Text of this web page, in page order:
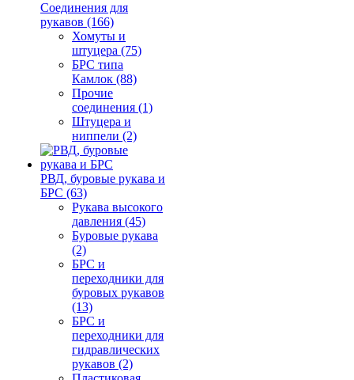
Соединения для
рукавов (166)
Хомуты и
штуцера (75)
БРС типа
Камлок (88)
Прочие
соединения (1)
Штуцера и
ниппели (2)
РВД, буровые рукава и
БРС (63)
Рукава высокого
давления (45)
Буровые рукава
(2)
БРС и
переходники для
буровых рукавов
(13)
БРС и
переходники для
гидравлических
рукавов (2)